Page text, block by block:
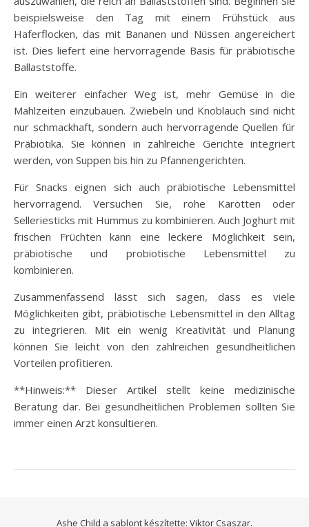
beispielsweise den Tag mit einem Frühstück aus
Haferflocken, das mit Bananen und Nüssen angereichert
ist. Dies liefert eine hervorragende Basis für präbiotische
Ballaststoffe.
Ein weiterer einfacher Weg ist, mehr Gemüse in die
Mahlzeiten einzubauen. Zwiebeln und Knoblauch sind nicht
nur schmackhaft, sondern auch hervorragende Quellen für
Präbiotika. Sie können in zahlreiche Gerichte integriert
werden, von Suppen bis hin zu Pfannengerichten.
Für Snacks eignen sich auch präbiotische Lebensmittel
hervorragend. Versuchen Sie, rohe Karotten oder
Selleriesticks mit Hummus zu kombinieren. Auch Joghurt mit
frischen Früchten kann eine leckere Möglichkeit sein,
präbiotische und probiotische Lebensmittel zu
kombinieren.
Zusammenfassend lässt sich sagen, dass es viele
Möglichkeiten gibt, präbiotische Lebensmittel in den Alltag
zu integrieren. Mit ein wenig Kreativität und Planung
können Sie leicht von den zahlreichen gesundheitlichen
Vorteilen profitieren.
**Hinweis:** Dieser Artikel stellt keine medizinische
Beratung dar. Bei gesundheitlichen Problemen sollten Sie
immer einen Arzt konsultieren.
Ashe Child a sablont készítette: Viktor Csaszar.